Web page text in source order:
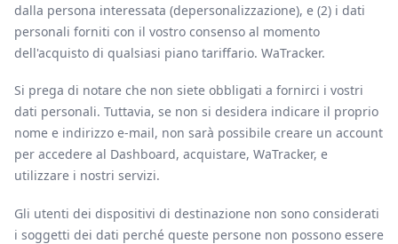
dalla persona interessata (depersonalizzazione), e (2) i dati
personali forniti con il vostro consenso al momento
dell'acquisto di qualsiasi piano tariffario. WaTracker.
Si prega di notare che non siete obbligati a fornirci i vostri
dati personali. Tuttavia, se non si desidera indicare il proprio
nome e indirizzo e-mail, non sarà possibile creare un account
per accedere al Dashboard, acquistare, WaTracker, e
utilizzare i nostri servizi.
Gli utenti dei dispositivi di destinazione non sono considerati
i soggetti dei dati perché queste persone non possono essere